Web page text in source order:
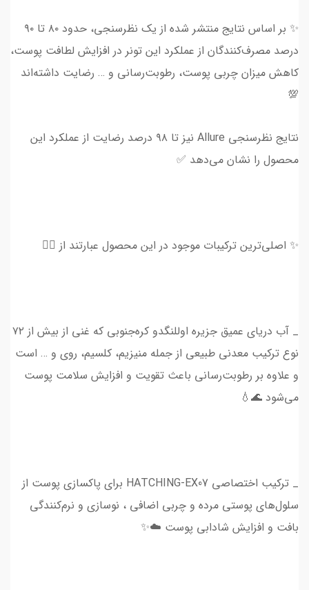
✨ بر اساس نتایج منتشر شده از یک نظرسنجی، حدود ۸۰ تا ۹۰
درصد مصرف‌کنندگان از عملکرد این تونر در افزایش لطافت پوست،
کاهش میزان چربی پوست، رطوبت‌رسانی و … رضایت داشته‌اند
💯
نتایج نظرسنجی Allure نیز تا ۹۸ درصد رضایت از عملکرد این
محصول را نشان می‌دهد ✅
✨ اصلی‌ترین ترکیبات موجود در این محصول عبارتند از 👇🏻
_ آب دریای عمیق جزیره اوللنگدو کره‌جنوبی که غنی از بیش از ۷۲
نوع ترکیب معدنی طبیعی از جمله منیزیم، کلسیم، روی و … است
و علاوه بر رطوبت‌رسانی باعث تقویت و افزایش سلامت پوست
می‌شود 🌊💧
_ ترکیب اختصاصی HATCHING-EX07 برای پاکسازی پوست از
سلول‌های پوستی مرده و چربی اضافی ، نوسازی و نرم‌کنندگی
بافت و افزایش شادابی پوست ☁️✨